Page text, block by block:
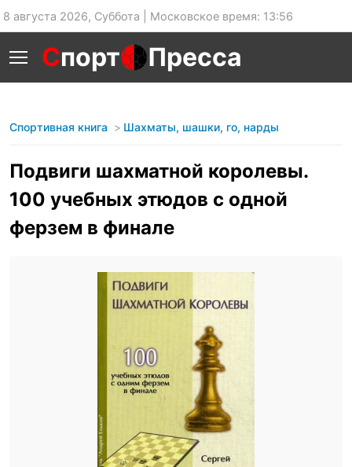
8 августа 2026, Суббота | Московское время: 13:56
Спорт Пресса
Спортивная книга Шахматы, шашки, го, нарды
Подвиги шахматной королевы.
100 учебных этюдов с одной
ферзем в финале